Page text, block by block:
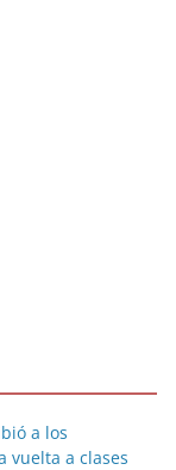
a los
vuelta a clases